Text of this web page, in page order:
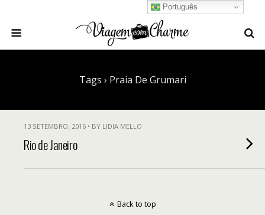
Tags › Praia De Grumari
13 SETEMBRO, 2016 • BY LIDIA MELLO
Rio de Janeiro
Português
Back to top